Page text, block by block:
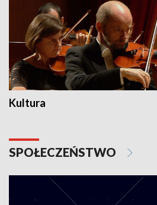
Kultura
SPOŁECZEŃSTWO